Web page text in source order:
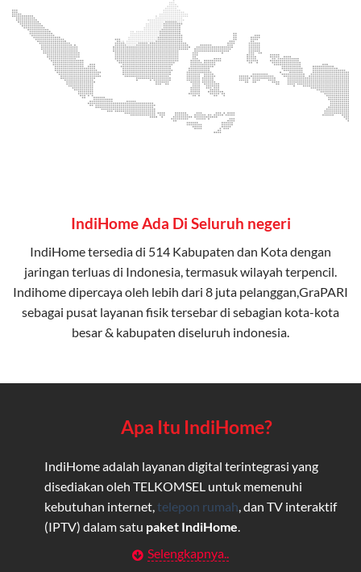
IndiHome Ada Di Seluruh negeri
IndiHome tersedia di 514 Kabupaten dan Kota dengan
jaringan terluas di Indonesia, termasuk wilayah terpencil.
Indihome dipercaya oleh lebih dari 8 juta pelanggan,GraPARI
sebagai pusat layanan fisik tersebar di sebagian kota-kota
besar & kabupaten diseluruh indonesia.
Apa Itu IndiHome?
IndiHome adalah layanan digital terintegrasi yang
disediakan oleh TELKOMSEL untuk memenuhi
kebutuhan internet, telepon rumah , dan TV interaktif
(IPTV) dalam satu paket IndiHome
Layanan Wifi Indihome ini dirancang untuk
Selengkapnya..